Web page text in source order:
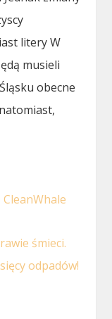
litery W
musieli
obecne
śmieci.
odpadów!